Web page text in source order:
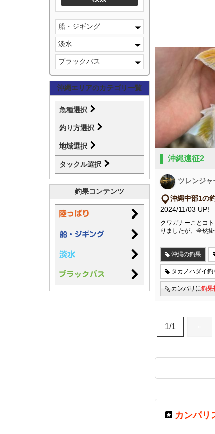
船・ジギング
淡水
ブラックバス
沖縄エリアのカテゴリ一覧
魚種選択
釣り方選択
地域選択
タックル選択
釣果コンテンツ
沖縄遠征2
ツレンジャ
沖縄中部1の
2024/11/03 UP!
クワガナーことコ
りましたが、全然
沖縄の釣果
タカノハダイ釣
カンパリに釣果
1/1
カンパリ